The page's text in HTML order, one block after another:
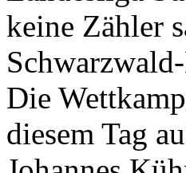
keine Zähler
Die
diesem Tag